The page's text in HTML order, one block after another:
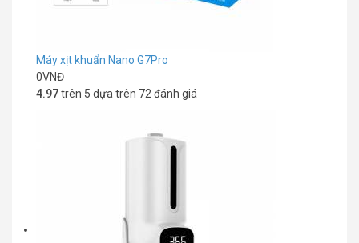
Máy xịt khuẩn Nano G7Pro
0VNĐ
4.97trên 5 dựa trên 72 đánh giá